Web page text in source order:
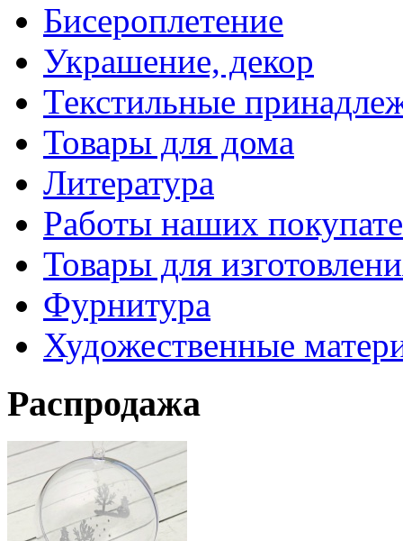
Бисероплетение
Украшение, декор
Текстильные
Товары для дома
Литература
Работы наших
Товары для
Фурнитура
Художественные
Распродажа